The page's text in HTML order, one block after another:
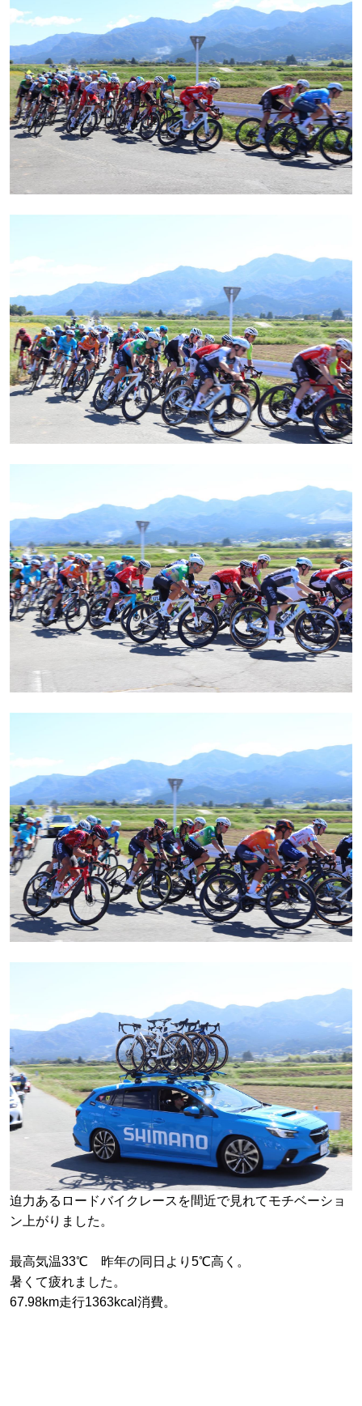
迫力あるロードバイクレースを間近で見れてモチベーショ
ン上がりました。
最高気温33℃ 昨年の同日より5℃高く。
暑くて疲れました。
67.98km走行1363kcal消費。